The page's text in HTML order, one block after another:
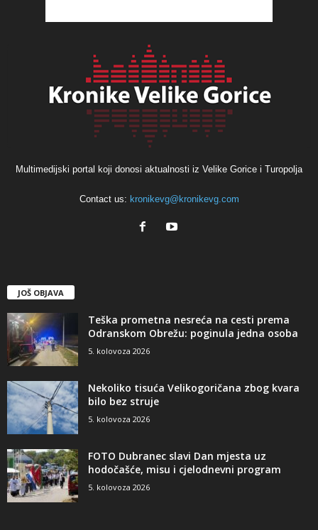
Multimedijski portal koji donosi aktualnosti iz Velike Gorice i Turopolja
Contact us: kronikevg@kronikevg.com
JOŠ OBJAVA
Teška prometna nesreća na cesti prema
Odranskom Obrežu: poginula jedna osoba
5. kolovoza 2026
Nekoliko tisuća Velikogoričana zbog kvara
bilo bez struje
5. kolovoza 2026
FOTO Dubranec slavi Dan mjesta uz
hodočašće, misu i cjelodnevni program
5. kolovoza 2026